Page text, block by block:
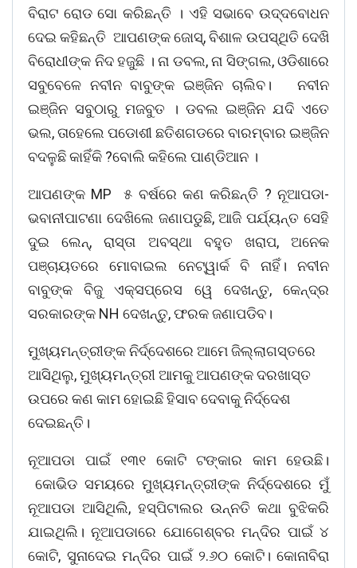
ବିରାଟ ରୋଡ ସୋ କରିଛନ୍ତି । ଏହି ସଭାବେ ଉଦ୍ଦବୋଧନ
ଦେଇ କହିଛନ୍ତି ଆପଣଙ୍କ ଜୋସ୍‌, ବିଶାଳ ଉପସ୍ଥିତି ଦେଖି
ବିରୋଧୀଙ୍କ ନିଦ ହଜୁଛି । ନା ଡବଲ, ନା ସିଙ୍ଗଲ, ଓଡିଶାରେ
ସବୁବେଳେ ନବୀନ ବାବୁଙ୍କ ଇଞ୍ଜିନ ଚାଲିବ। ନବୀନ
ଇଞ୍ଜିନ ସବୁଠାରୁ ମଜବୁତ । ଡବଲ ଇଞ୍ଜିନ ଯଦି ଏତେ
ଭଲ, ତାହେଲେ ପଡୋଶୀ ଛତିଶଗଡରେ ବାରମ୍ବାର ଇଞ୍ଜିନ
ବଦଳୁଛି କାହିଁକି ?ବୋଲି କହିଲେ ପାଣ୍ଡିଆନ ।
ଆପଣଙ୍କ MP ୫ ବର୍ଷରେ କଣ କରିଛନ୍ତି ? ନୂଆପଡା-
ଭବାନୀପାଟଣା ଦେଖିଲେ ଜଣାପଡୁଛି, ଆଜି ପର୍ଯ୍ୟନ୍ତ ସେହି
ଦୁଇ ଲେନ୍‌, ରାସ୍ତା ଅବସ୍ଥା ବହୁତ ଖରାପ, ଅନେକ
ପଞ୍ଚାୟତରେ ମୋବାଇଲ ନେଟ୍‌ୱାର୍କ ବି ନାହିଁ। ନବୀନ
ବାବୁଙ୍କ ବିଜୁ ଏକ୍‌ସପ୍ରେସ ୱେ ଦେଖନ୍ତୁ, କେନ୍ଦ୍ର
ସରକାରଙ୍କ NH ଦେଖନ୍ତୁ, ଫରକ ଜଣାପଡିବ।
ମୁଖ୍ୟମନ୍ତ୍ରୀଙ୍କ ନିର୍ଦ୍ଦେଶରେ ଆମେ ଜିଲ୍ଲାଗସ୍ତରେ
ଆସିଥିଲୁ, ମୁଖ୍ୟମନ୍ତ୍ରୀ ଆମକୁ ଆପଣଙ୍କ ଦରଖାସ୍ତ
ଉପରେ କଣ କାମ ହୋଇଛି ହିସାବ ଦେବାକୁ ନିର୍ଦ୍ଦେଶ
ଦେଇଛନ୍ତି।
ନୂଆପଡା ପାଇଁ ୧୩୧ କୋଟି ଟଙ୍କାର କାମ ହେଉଛି।
କୋଭିଡ ସମୟରେ ମୁଖ୍ୟମନ୍ତ୍ରୀଙ୍କ ନିର୍ଦ୍ଦେଶରେ ମୁଁ
ନୂଆପଡା ଆସିଥିଲି, ହସ୍‌ପିଟାଲର ଉନ୍ନତି କଥା ବୁଝିକରି
ଯାଇଥିଲି। ନୂଆପଡାରେ ଯୋଗେଶ୍ବର ମନ୍ଦିର ପାଇଁ ୪
କୋଟି, ସୁନାଦେଇ ମନ୍ଦିର ପାଇଁ ୨.୬୦ କୋଟି। କୋନାବିରା